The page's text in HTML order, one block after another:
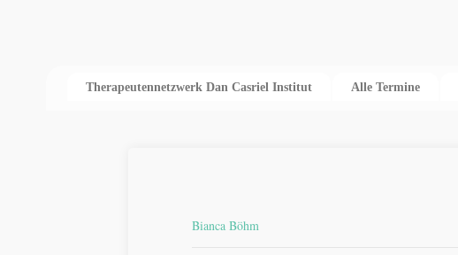
Therapeutennetzwerk Dan Casriel Institut Alle Termine
Bianca Böhm